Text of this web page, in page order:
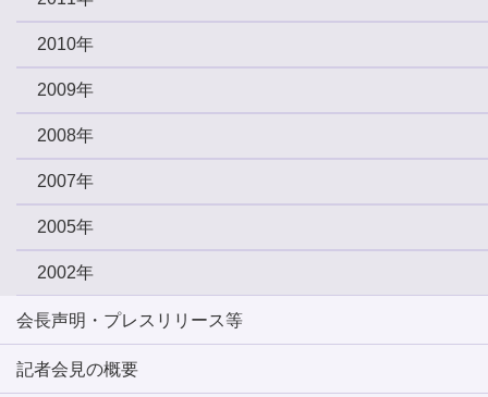
2010年
2009年
2008年
2007年
2005年
2002年
会長声明・プレスリリース等
記者会見の概要